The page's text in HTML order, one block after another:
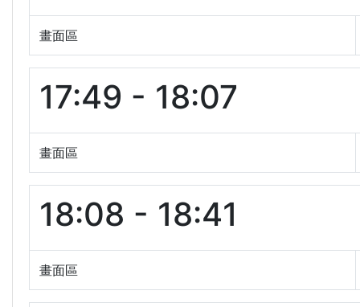
畫面區
17:49 - 18:07
畫面區
18:08 - 18:41
畫面區